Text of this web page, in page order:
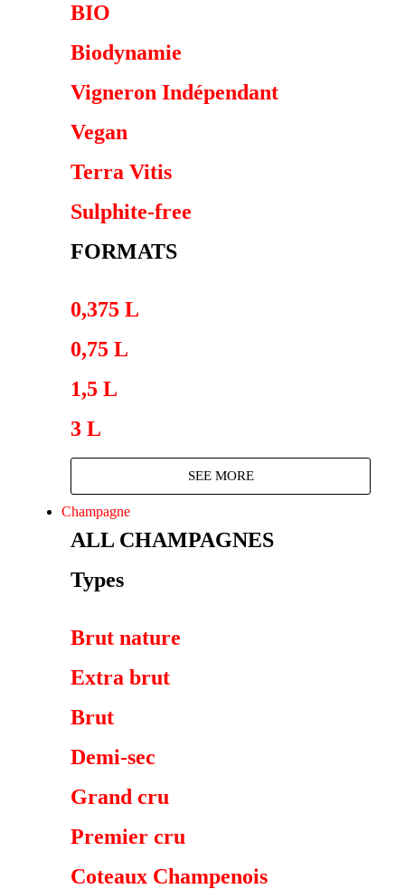
BIO
Biodynamie
Vigneron Indépendant
Vegan
Terra Vitis
Sulphite-free
FORMATS
0,375 L
0,75 L
1,5 L
3 L
SEE MORE
Champagne
ALL CHAMPAGNES
Types
Brut nature
Extra brut
Brut
Demi-sec
Grand cru
Premier cru
Coteaux Champenois